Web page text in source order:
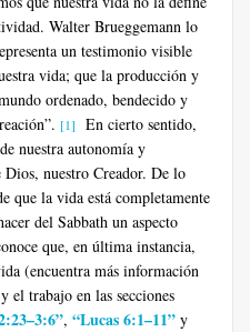
Walter Brueggemann lo
un testimonio visible
vida; que la producción y
ordenado, bendecido y
[1]
En cierto sentido,
nuestra autonomía y
Dios, nuestro Creador. De lo
que la vida está completamente
del Sabbath un aspecto
que, en última instancia,
(encuentra más información
el trabajo en las secciones
, “Lucas 6:1–11” y